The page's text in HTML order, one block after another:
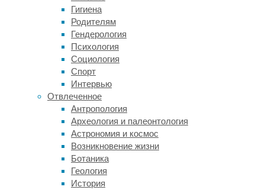
Гигиена
Родителям
Гендерология
Психология
Социология
Спорт
Интервью
Отвлеченное
Антропология
Археология и палеонтология
Астрономия и космос
Возникновение жизни
Ботаника
Геология
История
такой
метод
не
всегда
является
панацеей,
так
как
здесь
имеется
повышенный
риск
несовместимости
новых
тканей.